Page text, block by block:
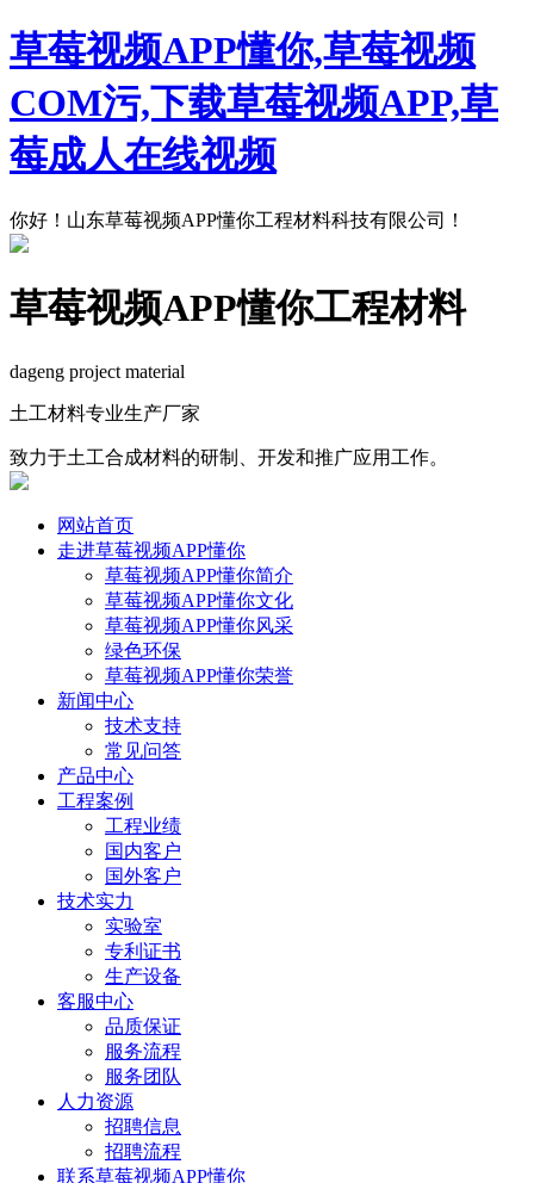
草莓视频APP懂你,草莓视频
COM污,下载草莓视频APP,草
莓成人在线视频
你好！山东草莓视频APP懂你工程材料科技有限公司！
草莓视频APP懂你工程材料
dageng project material
土工材料专业生产厂家
致力于土工合成材料的研制、开发和推广应用工作。
网站首页
走进草莓视频APP懂你
草莓视频APP懂你简介
草莓视频APP懂你文化
草莓视频APP懂你风采
绿色环保
草莓视频APP懂你荣誉
新闻中心
技术支持
常见问答
产品中心
工程案例
工程业绩
国内客户
国外客户
技术实力
实验室
专利证书
生产设备
客服中心
品质保证
服务流程
服务团队
人力资源
招聘信息
招聘流程
联系草莓视频APP懂你